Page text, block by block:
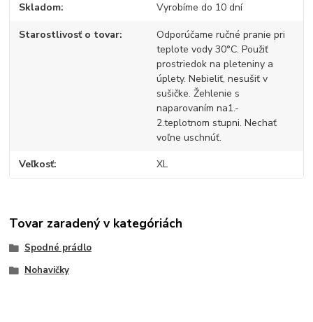
Skladom Vyrobíme do 10 dní
Starostlivosť o tovar
Odporúčame ručné pranie pri
teplote vody 30°C. Použiť
prostriedok na pleteniny a
úplety. Nebieliť, nesušiť v
sušičke. Žehlenie s
naparovaním na1.-
2.teplotnom stupni. Nechať
voľne uschnúť.
Veľkosť XL
Tovar zaradený v kategóriách
Spodné prádlo
Nohavičky